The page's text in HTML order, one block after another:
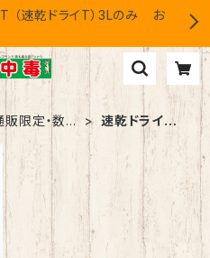
T （速乾ドライT）3Lのみ お
販限定・数量
速乾ドライタ